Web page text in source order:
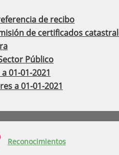
de recibo
de certificados
Público
01-01-2021
a 01-01-2021
Reconocimientos